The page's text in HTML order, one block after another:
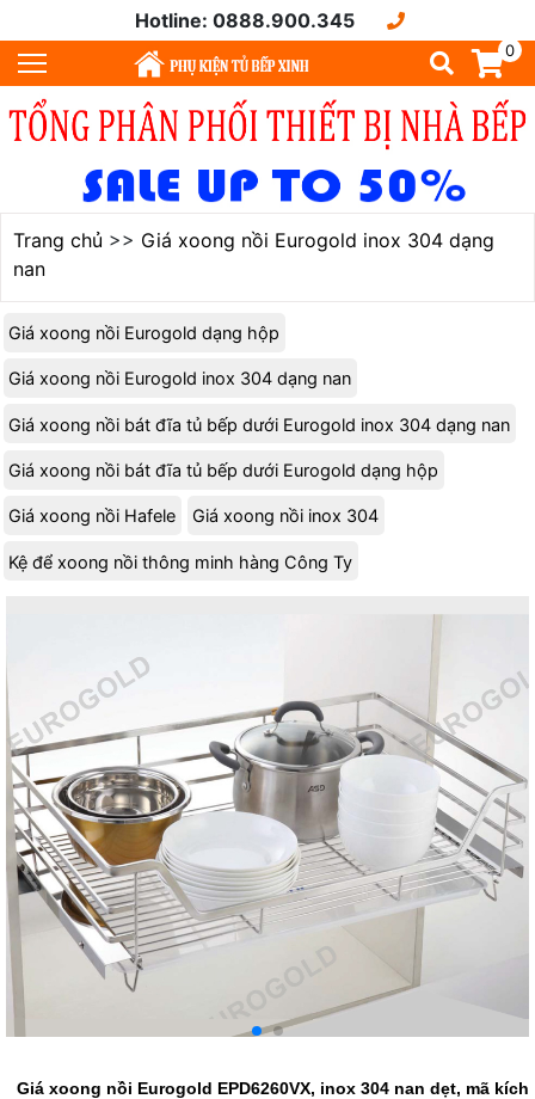
Hotline: 0888.900.345
0
Trang chủ >> Giá xoong nồi Eurogold inox 304 dạng
nan
Giá xoong nồi Eurogold dạng hộp
Giá xoong nồi Eurogold inox 304 dạng nan
Giá xoong nồi bát đĩa tủ bếp dưới Eurogold inox 304 dạng nan
Giá xoong nồi bát đĩa tủ bếp dưới Eurogold dạng hộp
Giá xoong nồi Hafele Giá xoong nồi inox 304
Kệ để xoong nồi thông minh hàng Công Ty
Giá xoong nồi Eurogold EPD6260VX, inox 304 nan dẹt, mã kích